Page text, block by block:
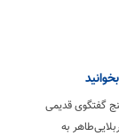
گفتگوی قدیمی
به